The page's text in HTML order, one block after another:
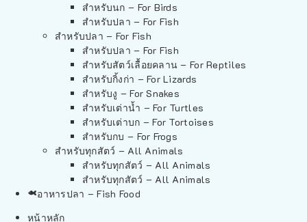
สำหรับนก – For Birds
สำหรับปลา – For Fish
สำหรับปลา – For Fish
สำหรับปลา – For Fish
สำหรับสัตว์เลื้อยคลาน – For Reptiles
สำหรับกิ้งก่า – For Lizards
สำหรับงู – For Snakes
สำหรับเต่าน้ำ – For Turtles
สำหรับเต่าบก – For Tortoises
สำหรับกบ – For Frogs
สำหรับทุกสัตว์ – All Animals
สำหรับทุกสัตว์ – All Animals
สำหรับทุกสัตว์ – All Animals
อาหารปลา – Fish Food
หน้าหลัก